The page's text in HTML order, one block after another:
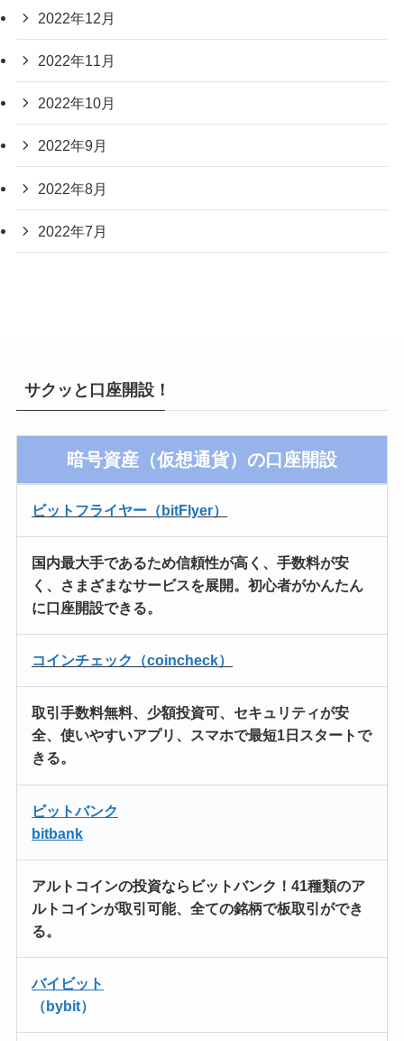
2022年12月
2022年11月
2022年10月
2022年9月
2022年8月
2022年7月
サクッと口座開設！
暗号資産（仮想通貨）の口座開設
ビットフライヤー（bitFlyer）
国内最大手であるため信頼性が高く、手数料が安
く 、さまざまなサービスを展開。初心者がかんたん
に口座開設できる。
コインチェック（coincheck）
取引手数料無料、 少額投資可、 セキュリティが安
全、使いやすいアプリ、
スマホで最短1日スタートで
きる。
ビットバンク
bitbank
アルトコインの投資ならビットバンク！41種類のア
ルトコインが取引可能、全ての銘柄で板取引ができ
る。
バイビット
（bybit）